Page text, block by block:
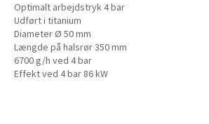
Optimalt arbejdstryk 4 bar
Udført i titanium
Diameter Ø 50 mm
Længde på halsrør 350 mm
6700 g/h ved 4 bar
Effekt ved 4 bar 86 kW